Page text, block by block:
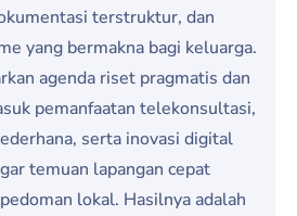
terstruktur, dan
yang bermakna bagi keluarga.
agenda riset pragmatis dan
pemanfaatan telekonsultasi,
serta inovasi digital
temuan lapangan cepat
lokal. Hasilnya adalah